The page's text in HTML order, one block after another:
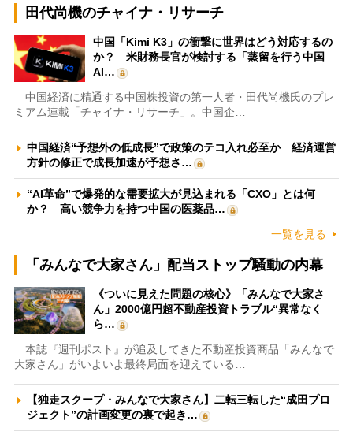
田代尚機のチャイナ・リサーチ
中国「Kimi K3」の衝撃に世界はどう対応するの
か？ 米財務長官が検討する「蒸留を行う中国
AI…
中国経済に精通する中国株投資の第一人者・田代尚機氏のプレ
ミアム連載「チャイナ・リサーチ」。中国企…
中国経済“予想外の低成長”で政策のテコ入れ必至か 経済運営
方針の修正で成長加速が予想さ…
“AI革命”で爆発的な需要拡大が見込まれる「CXO」とは何
か？ 高い競争力を持つ中国の医薬品…
一覧を見る
「みんなで大家さん」配当ストップ騒動の内幕
《ついに見えた問題の核心》「みんなで大家さ
ん」2000億円超不動産投資トラブル“異常なく
ら…
本誌『週刊ポスト』が追及してきた不動産投資商品「みんなで
大家さん」がいよいよ最終局面を迎えている…
【独走スクープ・みんなで大家さん】二転三転した“成田プロ
ジェクト”の計画変更の裏で起き…